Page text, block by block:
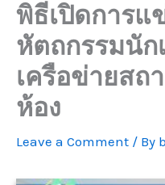
พิธีเปิดการแ
หัตถกรรมนัก
เครือข่ายสถ
ห้อง
Leave a Comment / By